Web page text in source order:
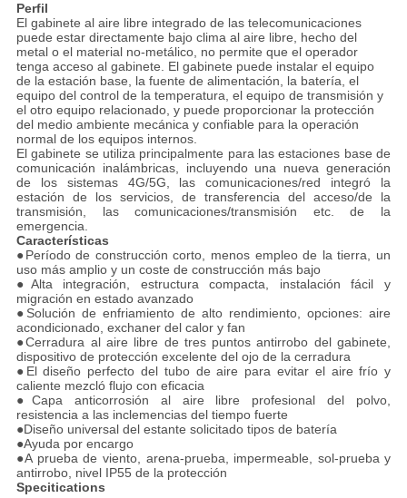
Perfil
El gabinete al aire libre integrado de las telecomunicaciones
puede estar directamente bajo clima al aire libre, hecho del
metal o el material no-metálico, no permite que el operador
tenga acceso al gabinete. El gabinete puede instalar el equipo
de la estación base, la fuente de alimentación, la batería, el
equipo del control de la temperatura, el equipo de transmisión y
el otro equipo relacionado, y puede proporcionar la protección
del medio ambiente mecánica y confiable para la operación
normal de los equipos internos.
El gabinete se utiliza principalmente para las estaciones base de
comunicación inalámbricas, incluyendo una nueva generación
de los sistemas 4G/5G, las comunicaciones/red integró la
estación de los servicios, de transferencia del acceso/de la
transmisión, las comunicaciones/transmisión etc. de la
emergencia.
Características
●Período de construcción corto, menos empleo de la tierra, un
uso más amplio y un coste de construcción más bajo
●Alta integración, estructura compacta, instalación fácil y
migración en estado avanzado
●Solución de enfriamiento de alto rendimiento, opciones: aire
acondicionado, exchaner del calor y fan
●Cerradura al aire libre de tres puntos antirrobo del gabinete,
dispositivo de protección excelente del ojo de la cerradura
●El diseño perfecto del tubo de aire para evitar el aire frío y
caliente mezcló flujo con eficacia
●Capa anticorrosión al aire libre profesional del polvo,
resistencia a las inclemencias del tiempo fuerte
●Diseño universal del estante solicitado tipos de batería
●Ayuda por encargo
●A prueba de viento, arena-prueba, impermeable, sol-prueba y
antirrobo, nivel IP55 de la protección
Specitications